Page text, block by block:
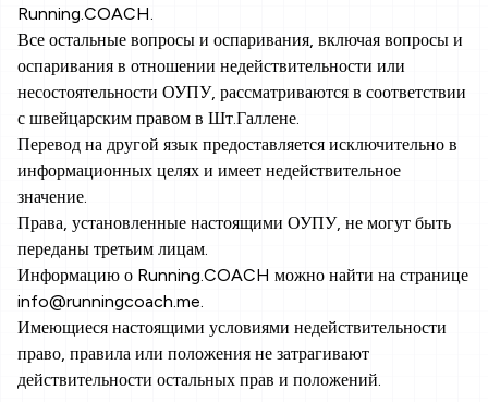
Running.COACH.
Все остальные вопросы и оспаривания, включая вопросы и
оспаривания в отношении недействительности или
несостоятельности ОУПУ, рассматриваются в соответствии
с швейцарским правом в Шт.Галлене.
Перевод на другой язык предоставляется исключительно в
информационных целях и имеет недействительное
значение.
Права, установленные настоящими ОУПУ, не могут быть
переданы третьим лицам.
Информацию о Running.COACH можно найти на странице
info@runningcoach.me.
Имеющиеся настоящими условиями недействительности
право, правила или положения не затрагивают
действительности остальных прав и положений.